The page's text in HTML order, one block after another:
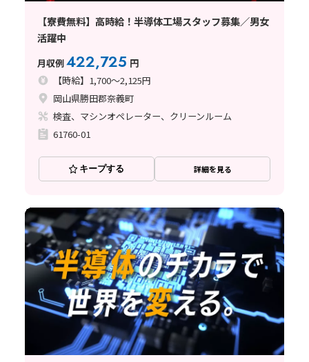
【寮費無料】高時給！半導体工場スタッフ募集／男女
活躍中
月収例422,725 円
【時給】1,700～2,125円
岡山県勝田郡奈義町
検査、マシンオペレーター、クリーンルーム
61760-01
キープする 詳細を見る